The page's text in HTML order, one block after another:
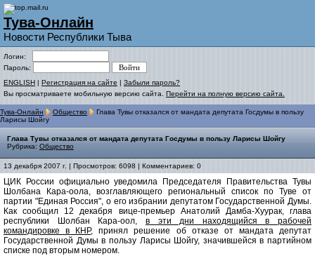
Тува-Онлайн
Новости Республики Тыва
Логин:
Пароль:
ENGLISH | Регистрация на сайте | Забыли пароль?
Вы просматриваете мобильную версию сайта. Перейти на полную версию сайта.
Тува-Онлайн Общество
Глава Тувы отказался от мандата депутата Госдумы в пользу
Ларисы Шойгу
Глава Тувы отказался от мандата депутата Госдумы в пользу Ларисы Шойгу
Рубрика: Общество
13 декабря 2007 г. | Просмотров: 6098 | Комментариев: 0
ЦИК России официально уведомилa Председателя Правительства Тувы
Шолбана Кара-оола, возглавляющего региональный список по Туве от
партии "Единая Россия", о его избрании депутатом Государственной Думы.
Как сообщил 12 декабря вице-премьер Анатолий Дамба-Хуурак, глава
республики Шолбан Кара-оол, в эти дни находящийся в рабочей
командировке в КНР, принял решение об отказе от мандата депутат
Государственной Думы в пользу Ларисы Шойгу, значившейся в партийном
списке под вторым номером.